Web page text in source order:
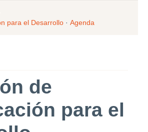
para el Desarrollo · Agenda
de
para el